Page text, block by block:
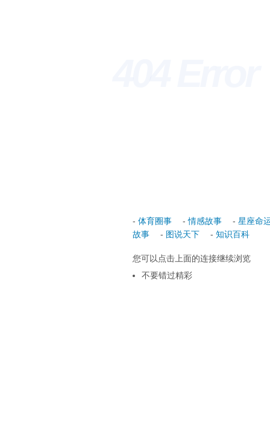
- 体育圈事 -情感故事 - 星座命
故事
- 图说天下 - 知识百科
您可以点击上面的连接继续浏览
不要错过精彩